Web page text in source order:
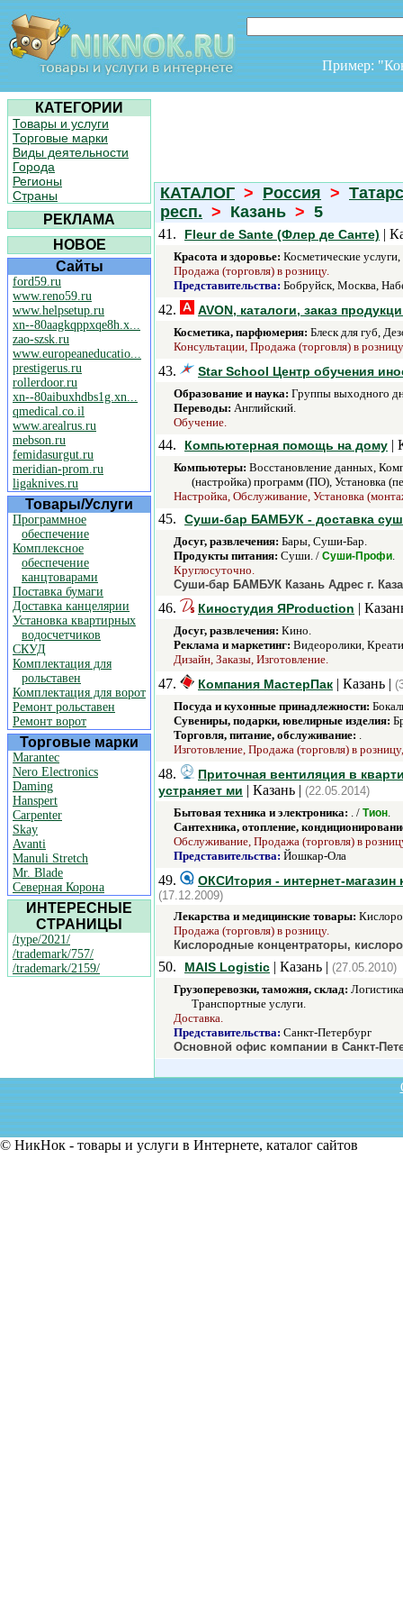
Пример:
КАТЕГОРИИ
Товары и услуги
Торговые марки
Виды деятельности
Города
Регионы
Страны
РЕКЛАМА
НОВОЕ
Сайты
ford59.ru
www.reno59.ru
www.helpsetup.ru
xn--80aagkqppxqe8h.x...
zao-szsk.ru
www.europeaneducatio...
prestigerus.ru
rollerdoor.ru
xn--80aibuxhdbs1g.xn...
qmedical.co.il
www.arealrus.ru
mebson.ru
femidasurgut.ru
meridian-prom.ru
ligaknives.ru
Товары/Услуги
Программное
обеспечение
Комплексное
обеспечение
канцтоварами
Поставка бумаги
Доставка канцелярии
Установка квартирных
водосчетчиков
СКУД
Комплектация для
рольставен
Комплектация для ворот
Ремонт рольставен
Ремонт ворот
Торговые марки
Marantec
Nero Electronics
Daming
Hanspert
Carpenter
Skay
Avanti
Manuli Stretch
Mr. Blade
Северная Корона
ИНТЕРЕСНЫЕ
СТРАНИЦЫ
/type/2021/
/trademark/757/
/trademark/2159/
КАТАЛОГ > Россия >
респ. > Казань > 5
41. Fleur de Sante (Флер де Санте) |
Красота и здоровье: Косметические
Продажа (торговля) в розницу.
Представительства: Бобруйск, Москва,
42. AVON, каталоги, заказ
Косметика, парфюмерия: Блеск для губ,
Консультации, Продажа (торговля) в
43. Star School Центр обучения
Образование и наука: Группы выходного
Переводы: Английский.
Обучение.
44. Компьютерная помощь на дому |
Компьютеры: Восстановление данных,
(настройка) программ (ПО), Установка
Настройка, Обслуживание, Установка
45. Суши-бар БАМБУК - доставка
Досуг, развлечения: Бары, Суши-Бар.
Продукты питания: Суши. / Суши-Профи.
Круглосуточно.
Суши-бар БАМБУК Казань Адрес г.
46. Киностудия ЯProduction |
Досуг, развлечения: Кино.
Реклама и маркетинг: Видеоролики,
Дизайн, Заказы, Изготовление.
47. Компания МастерПак | Казань |
Посуда и кухонные принадлежности:
Сувениры, подарки, ювелирные изделия:
Торговля, питание, обслуживание: .
Изготовление, Продажа (торговля) в
48.
Приточная вентиляция в
устраняет ми | Казань | (22.05.2014)
Бытовая техника и электроника: . / Тион.
Сантехника, отопление,
Обслуживание, Продажа (торговля) в
Представительства: Йошкар-Ола
49. ОКСИтория - интернет-
(17.12.2009)
Лекарства и медицинские товары:
Продажа (торговля) в розницу.
Кислородные концентраторы,
50. MAIS Logistic | Казань | (27.05.2010)
Грузоперевозки, таможня, склад:
Транспортные услуги.
Доставка.
Представительства: Санкт-Петербург
Основной офис компании в Санкт-
© НикНок - товары и услуги в Интернете, каталог сайтов